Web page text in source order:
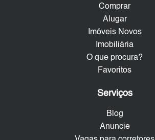
Comprar
Alugar
Imóveis Novos
Imobiliária
O que procura?
Favoritos
Serviços
Blog
Anuncie